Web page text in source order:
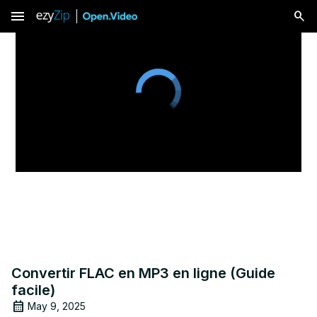
menu
Convertir FLAC en MP3 en ligne (Guide
facile)
May 9, 2025